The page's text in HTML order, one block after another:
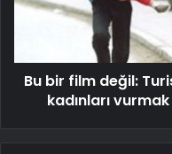
Bu bir film değil:
kadınları